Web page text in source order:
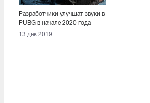
Разработчики улучшат звуки в
PUBG в начале 2020 года
13 дек 2019